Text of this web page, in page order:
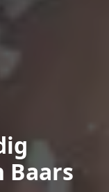
Baars